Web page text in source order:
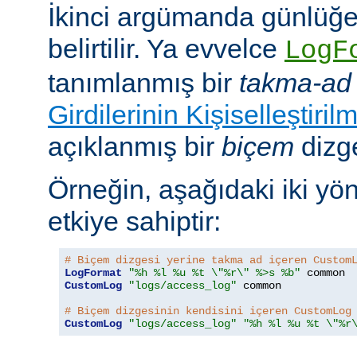
İkinci argümanda
belirtilir. Ya evvelce
tanımlanmış bir takma-ad
Girdilerinin
açıklanmış bir biçem
Örneğin, aşağıdaki iki
etkiye sahiptir:
# Biçem dizgesi yerine takma ad içeren
LogFormat
"%h %l %u %t \"%r\" %>s %b"
CustomLog
"logs/access_log" common
# Biçem dizgesinin kendisini içeren CustomLog
CustomLog
"logs/access_log" "%h %l %u %t